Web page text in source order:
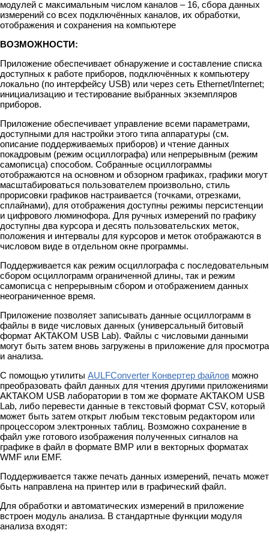
модулей с максимальным числом каналов – 16, сбора данных
измерений со всех подключённых каналов, их обработки,
отображения и сохранения на компьютере
ВОЗМОЖНОСТИ:
Приложение обеспечивает обнаружение и составление списка
доступных к работе приборов, подключённых к компьютеру
локально (по интерфейсу USB) или через сеть Ethernet/Internet;
инициализацию и тестирование выбранных экземпляров
приборов.
Приложение обеспечивает управление всеми параметрами,
доступными для настройки этого типа аппаратуры (см.
описание поддерживаемых приборов) и чтение данных
покадровым (режим осциллографа) или непрерывным (режим
самописца) способом. Собранные осциллограммы
отображаются на основном и обзорном графиках, графики могут
масштабироваться пользователем произвольно, стиль
прорисовки графиков настраивается (точками, отрезками,
сплайнами), для отображения доступны режимы персистенции
и цифрового люминофора. Для ручных измерений по графику
доступны два курсора и десять пользовательских меток,
положения и интервалы для курсоров и меток отображаются в
числовом виде в отдельном окне программы.
Поддерживается как режим осциллографа с последовательным
сбором осциллограмм ограниченной длины, так и режим
самописца с непрерывным сбором и отображением данных
неограниченное время.
Приложение позволяет записывать данные осциллограмм в
файлы в виде числовых данных (универсальный битовый
формат AKTAKOM USB Lab). Файлы с числовыми данными
могут быть затем вновь загружены в приложение для просмотра
и анализа.
С помощью утилиты AULFConverter Конвертер файлов можно
преобразовать файл данных для чтения другими приложениями
AKTAKOM USB лаборатории в том же формате AKTAKOM USB
Lab, либо перевести данные в текстовый формат CSV, который
может быть затем открыт любым текстовым редактором или
процессором электронных таблиц. Возможно сохранение в
файл уже готового изображения полученных сигналов на
графике в файл в формате BMP или в векторных форматах
WMF или EMF.
Поддерживается также печать данных измерений, печать может
быть направлена на принтер или в графический файл.
Для обработки и автоматических измерений в приложение
встроен модуль анализа. В стандартные функции модуля
анализа входят: